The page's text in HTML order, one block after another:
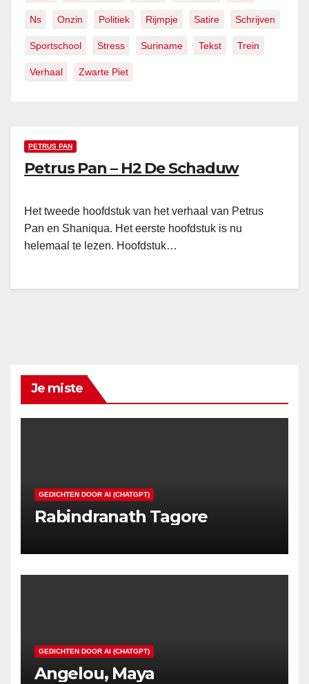
Ns Onzin Politiek Rijmpje Satire Schrijven
Sportschool Stress Suriname Tekst Trein
Verhaal Zwarte Piet
PETRUS PAN
Petrus Pan – H2 De Schaduw
Het tweede hoofdstuk van het verhaal van Petrus
Pan en Shaniqua. Het eerste hoofdstuk is nu
helemaal te lezen. Hoofdstuk…
Je miste
GEDICHTEN DOOR AI (CHATGPT)
Rabindranath Tagore
GEDICHTEN DOOR AI (CHATGPT)
Angelou, Maya